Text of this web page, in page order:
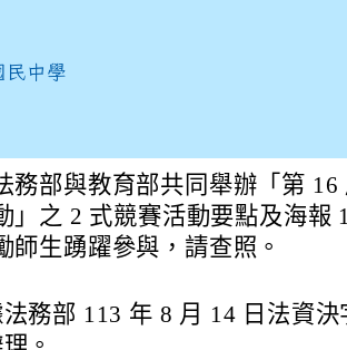
國法規資料庫競賽活
務部與教育部共同舉辦「第
」之 2 式競賽活動要點及海報
師生踴躍參與，請查照。
務部 113 年 8 月 14 日法資